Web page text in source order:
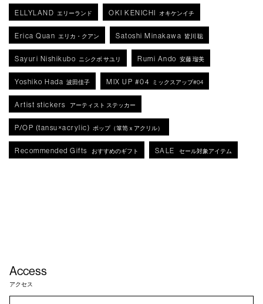
ELLYLAND エリーランド OKI KENICHI オキケンイチ
Erica Quan エリカ・クアン Satoshi Minakawa 皆川 聡
Sayuri Nishikubo ニシクボ サユリ Rumi Ando 安藤 瑠美
Yoshiko Hada 波田佳子 MIX UP #04 ミックスアップ#04
Artist stickers アーティスト ステッカー
P/OP (tansu×acrylic) ポップ（箪笥ｘアクリル）
Recommended Gifts おすすめのギフト SALE セール対象アイテム
Access
アクセス